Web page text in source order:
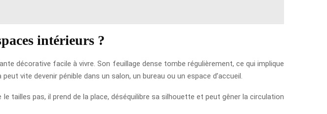
intérieurs ?
décorative facile à vivre. Son feuillage dense tombe régulièrement, ce qui implique
vite devenir pénible dans un salon, un bureau ou un espace d’accueil.
tailles pas, il prend de la place, déséquilibre sa silhouette et peut gêner la circulation